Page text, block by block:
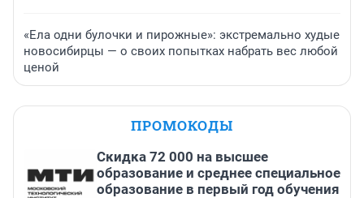
«Ела одни булочки и пирожные»: экстремально худые
новосибирцы — о своих попытках набрать вес любой
ценой
ПРОМОКОДЫ
Скидка 72 000 на высшее
образование и среднее специальное
образование в первый год обучения